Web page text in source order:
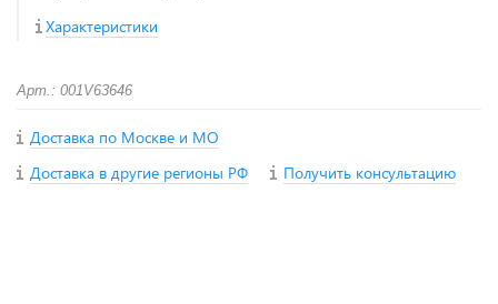
Характеристики
Арт.: 001V63646
Доставка по Москве и МО
Доставка в другие регионы РФ
Получить консультацию